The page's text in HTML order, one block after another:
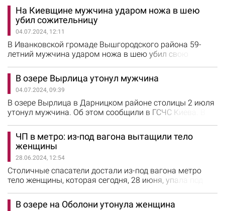
Киевской области. Установлено, что в частном доме
села Сухолесы между двумя мужчинами возник
конфликт. 50-летний мужчина сначала ударил
знакомого ногой по голове, от чего тот упал, а затем
продолжил бить его ногами. От…
На Киевщине мужчина ударом ножа в шею
убил сожительницу
04.07.2024, 12:11
В Иванковской громаде Вышгородского района 59-
летний мужчина ударом ножа в шею убил свою
области. Предварительно установлено, что мужчина
был дома со своей сожительницей. Между ними
возникла ссора, в ходе которой мужчина схватил нож и
ударил женщину в шею, после чего сбежал. От
полученного ранения 59-летняя женщина…
В озере Вырлица утонул мужчина
04.07.2024, 09:39
В озере Вырлица в Дарницком районе столицы 2 июля
утонул мужчина. Об этом сообщили в ГСЧС Киева. В
озере на улице Ревуцкого пропал человек. Водолазы
обследовали дно водоема и на расстоянии 60 метров
от берега обнаружили тело мужчины. Утопленника
доставили к берегу и передали следственно-
оперативной группе. Обстоятельства…
ЧП в метро: из-под вагона вытащили тело
женщины
28.06.2024, 12:54
Столичные спасатели достали из-под вагона метро
тело женщины, которая сегодня, 28 июня, упала под
в ГСЧС Киева. Женщину зажало под первым вагоном
поезда. Спасатели с помощью гидравлического
В озере на Оболони утонула женщина